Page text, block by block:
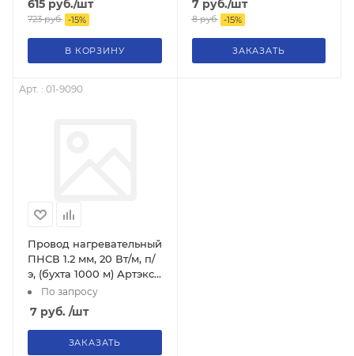
615 руб./шт
723руб. -15%
В КОРЗИНУ
7руб./шт
8руб. -15%
ЗАКАЗАТЬ
Арт. : 01-9090
Провод нагревательный
ПНСВ 1.2 мм, 20 Вт/м, п/
э, (бухта 1000 м) Артэкс-
КАБ, 01-9090
По запросу
7 руб. /шт
ЗАКАЗАТЬ